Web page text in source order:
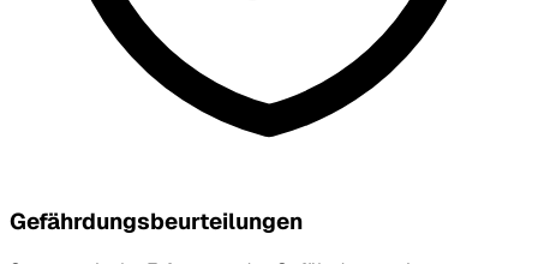
Gefährdungsbeurteilungen